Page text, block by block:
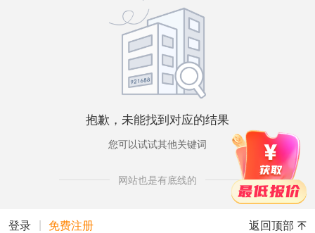
抱歉，未能找到对应的结果
您可以试试其他关键词
网站也是有底线的
登录 免费注册 返回顶部